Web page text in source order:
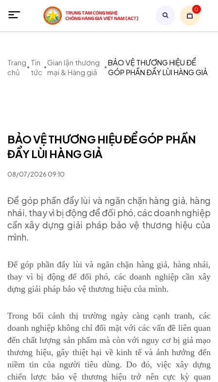
0
Trang
chủ
Tin
tức
Gian lận thương
mại & Hàng giả
BẢO VỆ THƯƠNG HIỆU ĐỂ
GÓP PHẦN ĐẨY LÙI HÀNG GIẢ
BẢO VỆ THƯƠNG HIỆU ĐỂ GÓP PHẦN
ĐẨY LÙI HÀNG GIẢ
08/07/2026 09:10
Để góp phần đẩy lùi và ngăn chặn hàng giả, hàng
nhái, thay vì bị động để đối phó, các doanh nghiệp
cần xây dựng giải pháp bảo vệ thương hiệu của
mình.
Để góp phần đẩy lùi và ngăn chặn hàng giả, hàng nhái,
thay vì bị động để đối phó, các doanh nghiệp cần xây
dựng giải pháp bảo vệ thương hiệu của mình.
Trong bối cảnh thị trường ngày càng cạnh tranh, các
doanh nghiệp không chỉ đối mặt với các vấn đề liên quan
đến chất lượng sản phẩm mà còn với nguy cơ bị giả mạo
thương hiệu, gây thiệt hại về kinh tế và ảnh hưởng đến
niềm tin của người tiêu dùng. Do đó, việc xây dựng
chiến lược bảo vệ thương hiệu trở nên cực kỳ quan